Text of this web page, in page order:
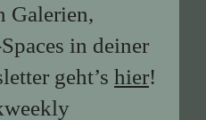
Galerien,
in deiner
geht’s hier!